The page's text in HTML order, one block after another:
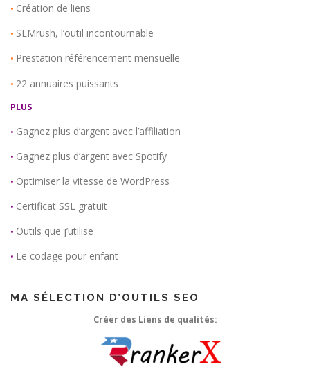
• Création de liens
• SEMrush, l’outil incontournable
• Prestation référencement mensuelle
• 22 annuaires puissants
PLUS
• Gagnez plus d’argent avec l’affiliation
• Gagnez plus d’argent avec Spotify
• Optimiser la vitesse de WordPress
• Certificat SSL gratuit
• Outils que j’utilise
• Le codage pour enfant
MA SÉLECTION D’OUTILS SEO
Créer des Liens de qualités: